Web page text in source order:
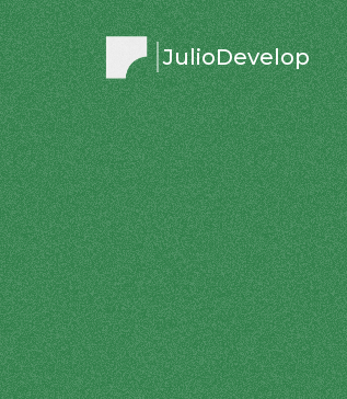
JulioDevelop